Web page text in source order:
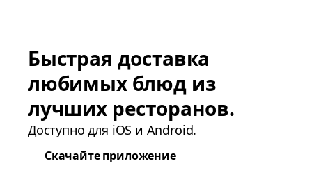
Быстрая доставка
любимых блюд из
лучших ресторанов.
Доступно для iOS и Android.
Скачайте приложение